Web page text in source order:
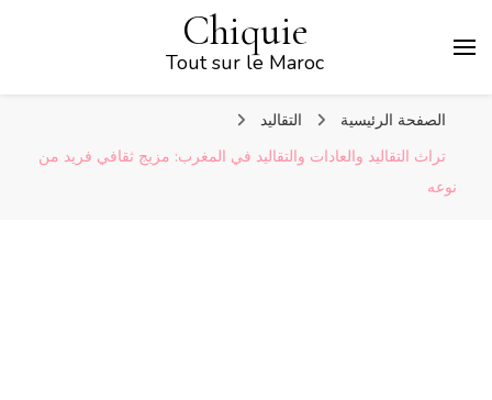
Chiquie
Tout sur le Maroc
الصفحة الرئيسية
التقاليد
تراث التقاليد والعادات والتقاليد في المغرب: مزيج ثقافي فريد من
نوعه